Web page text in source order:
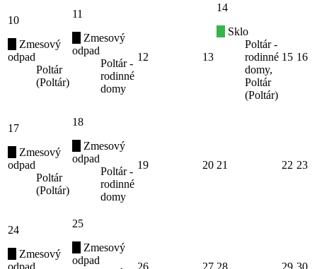
10
Zmesový
odpad
Poltár
(Poltár)
11
Zmesový
odpad
Poltár -
rodinné
domy
12 13
14
Sklo
Poltár -
rodinné
domy,
Poltár
(Poltár)
15 16
17
Zmesový
odpad
Poltár
(Poltár)
18
Zmesový
odpad
Poltár -
rodinné
domy
19 20 21 22 23
24
Zmesový
odpad
25
Zmesový
odpad
26 27 28 29 30